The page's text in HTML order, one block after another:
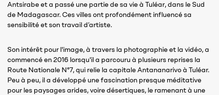
Antsirabe et a passé une partie de sa vie à Tuléar, dans le Sud
de Madagascar. Ces villes ont profondément influencé sa
sensibilité et son travail d’artiste.
Son intérêt pour l'image, à travers la photographie et la vidéo, a
commencé en 2016 lorsqu'il a parcouru à plusieurs reprises la
Route Nationale N°7, qui relie la capitale Antananarivo à Tuléar.
Peu à peu, il a développé une fascination presque méditative
pour les paysages arides, voire désertiques, le ramenant à une